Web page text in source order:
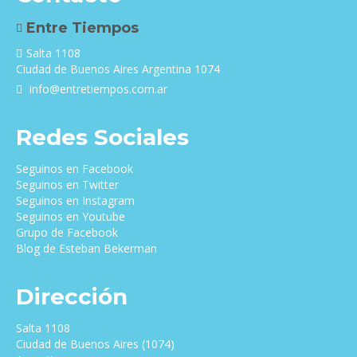
Entre Tiempos
Salta 1108
Ciudad de Buenos Aires Argentina 1074
info@entretiempos.com.ar
Redes Sociales
Seguinos en Facebook
Seguinos en Twitter
Seguinos en Instagram
Seguinos en Youtube
Grupo de Facebook
Blog de Esteban Bekerman
Dirección
Salta 1108
Ciudad de Buenos Aires (1074)